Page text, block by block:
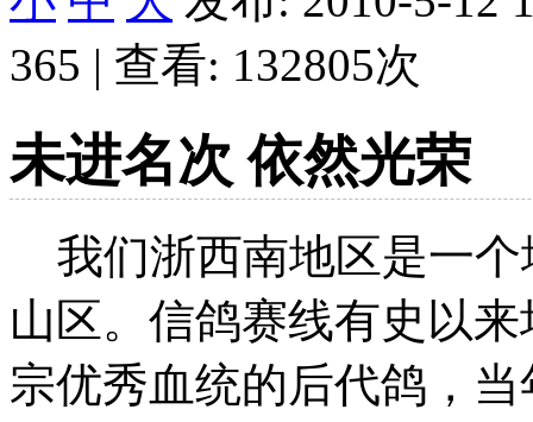
365 | 查看: 132805次
未进名次 依然光荣
我们浙西南地区是一个
山区。信鸽赛线有史以
宗优秀血统的后代鸽，